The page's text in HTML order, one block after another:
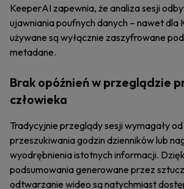
KeeperAI zapewnia, że analiza sesji
ujawniania poufnych danych – nawet dla
używane są wyłącznie zaszyfrowane
metadane.
Brak opóźnień w przeglądzie
człowieka
Tradycyjnie przeglądy sesji wymagały
przeszukiwania godzin dzienników lub
wyodrębnienia istotnych informacji.
podsumowania generowane przez
odtwarzanie wideo są natychmiast